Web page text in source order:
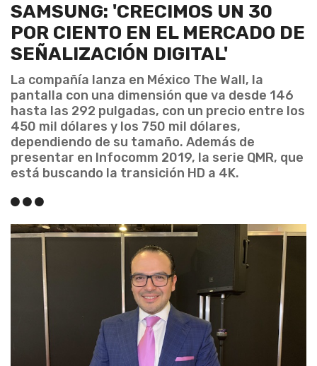
SAMSUNG: 'CRECIMOS UN 30
POR CIENTO EN EL MERCADO DE
SEÑALIZACIÓN DIGITAL'
La compañía lanza en México The Wall, la
pantalla con una dimensión que va desde 146
hasta las 292 pulgadas, con un precio entre los
450 mil dólares y los 750 mil dólares,
dependiendo de su tamaño. Además de
presentar en Infocomm 2019, la serie QMR, que
está buscando la transición HD a 4K.